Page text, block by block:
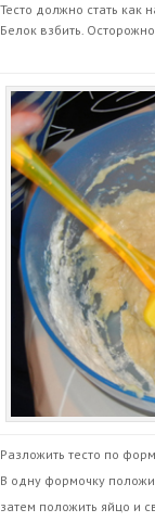
Тесто должно стать как
Белок взбить.
Разложить тесто по
В одну формочку
затем положить яйцо и